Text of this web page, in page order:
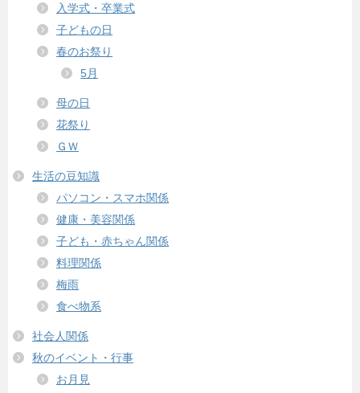
入学式・卒業式
子どもの日
春のお祭り
5月
母の日
花祭り
ＧＷ
生活の豆知識
パソコン・スマホ関係
健康・美容関係
子ども・赤ちゃん関係
料理関係
梅雨
食べ物系
社会人関係
秋のイベント・行事
お月見